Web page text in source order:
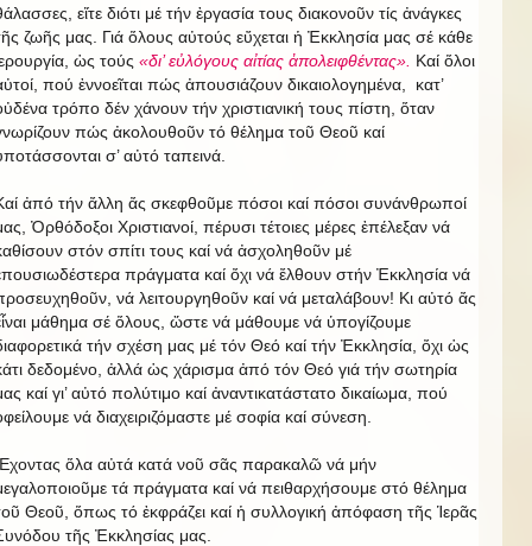
εἴτε διότι μέ τήν ἐργασία τους διακονοῦν τίς ἀνάγκες
ζωῆς μας. Γιά ὅλους αὐτούς εὔχεται ἡ Ἐκκλησία μας σέ κάθε
ὡς τούς «δι’ εὐλόγους αἰτίας ἀπολειφθέντας». Καί ὅλοι
πού ἐννοεῖται πώς ἀπουσιάζουν δικαιολογημένα, κατ’
τρόπο δέν χάνουν τήν χριστιανική τους πίστη, ὅταν
πώς ἀκολουθοῦν τό θέλημα τοῦ Θεοῦ καί
σ’ αὐτό ταπεινά.
ἀπό τήν ἄλλη ἄς σκεφθοῦμε πόσοι καί πόσοι συνάνθρωποί
Ὀρθόδοξοι Χριστιανοί, πέρυσι τέτοιες μέρες ἐπέλεξαν νά
στόν σπίτι τους καί νά ἀσχοληθοῦν μέ
πράγματα καί ὄχι νά ἔλθουν στήν Ἐκκλησία νά
νά λειτουργηθοῦν καί νά μεταλάβουν! Κι αὐτό ἄς
μάθημα σέ ὅλους, ὥστε νά μάθουμε νά ὑπογίζουμε
τήν σχέση μας μέ τόν Θεό καί τήν Ἐκκλησία, ὄχι ὡς
δεδομένο, ἀλλά ὡς χάρισμα ἀπό τόν Θεό γιά τήν σωτηρία
καί γι’ αὐτό πολύτιμο καί ἀναντικατάστατο δικαίωμα, πού
νά διαχειριζόμαστε μέ σοφία καί σύνεση.
ὅλα αὐτά κατά νοῦ σᾶς παρακαλῶ νά μήν
τά πράγματα καί νά πειθαρχήσουμε στό θέλημα
Θεοῦ, ὅπως τό ἐκφράζει καί ἡ συλλογική ἀπόφαση τῆς Ἱερᾶς
τῆς Ἐκκλησίας μας.